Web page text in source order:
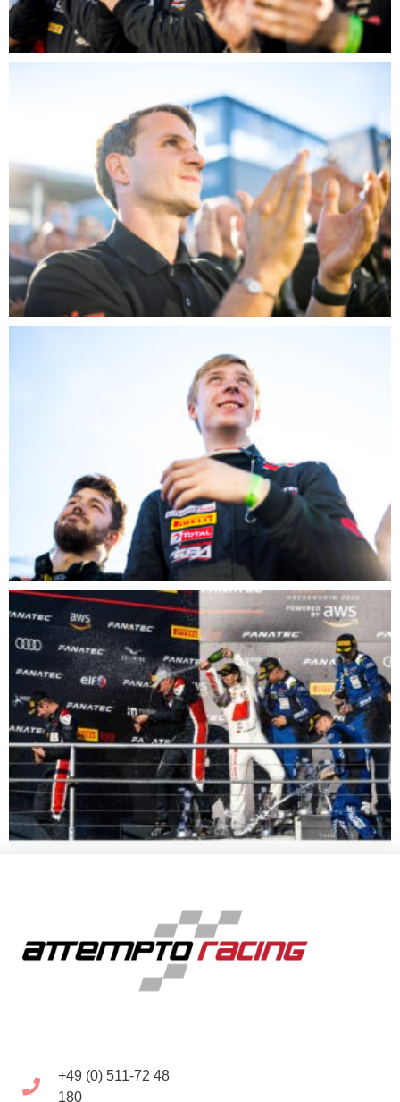
+49 (0) 511-72 48
180